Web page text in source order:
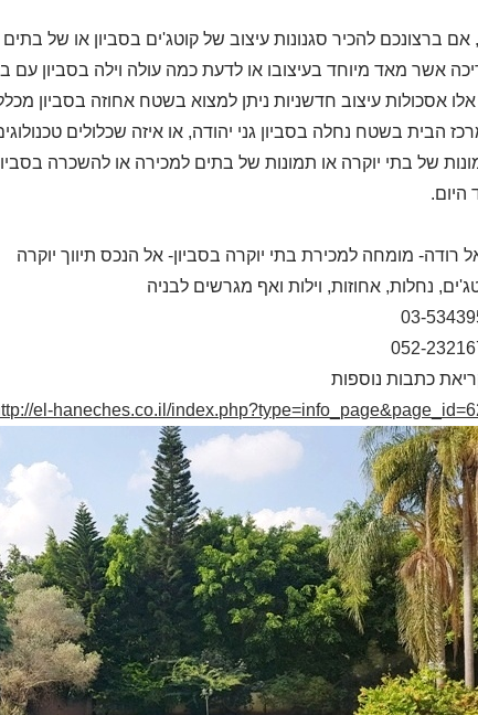
אם ברצונכם להכיר סגנונות עיצוב של קוטג'ים בסביון או של
אשר מאד מיוחד בעיצובו או לדעת כמה עולה וילה בסביון עם
אלו אסכולות עיצוב חדשניות ניתן למצוא בשטח אחוזה בסביון
הבית בשטח נחלה בסביון גני יהודה, או איזה שכלולים
של בתי יוקרה או תמונות של בתים למכירה או להשכרה
היום.
רודה- מומחה למכירת בתי יוקרה בסביון- אל הנכס תיווך יוקרה
נחלות, אחוזות, וילות ואף מגרשים לבניה
03-
052-
כתבות נוספות
el-haneches.co.il/